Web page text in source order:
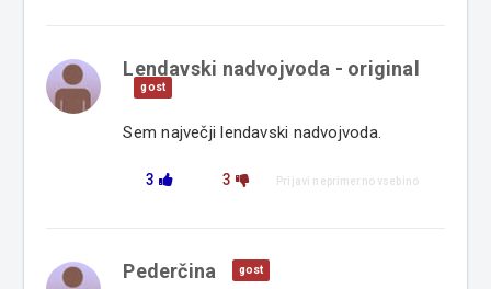
Lendavski nadvojvoda - original
gost
Sem največji lendavski nadvojvoda.
3 3 Prijavi neprimerno vsebino
Pederčina gost